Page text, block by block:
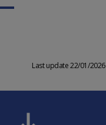
Last update 22/01/2026